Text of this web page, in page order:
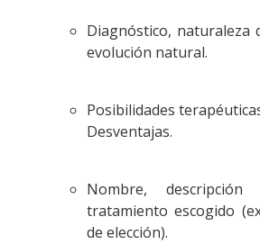
Diagnóstico, naturaleza
evolución natural.
Posibilidades
Desventajas.
Nombre,
tratamiento escogido
de elección).